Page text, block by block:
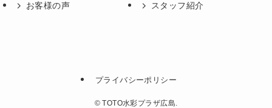
お客様の声 スタッフ紹介
プライバシーポリシー
© TOTO水彩プラザ広島.